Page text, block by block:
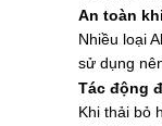
An toàn
Nhiều loại
sử dụng
Tác động
Khi thải bỏ